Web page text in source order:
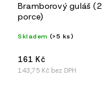
Bramborový guláš (2
porce)
Skladem (>5 ks)
143,75 Kč bez DPH
161 Kč